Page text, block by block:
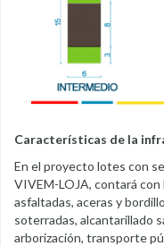
Características de la
En el proyecto lotes con
VIVEM-LOJA, contará
asfaltadas, aceras y
soterradas, alcantarillado
arborización, transporte